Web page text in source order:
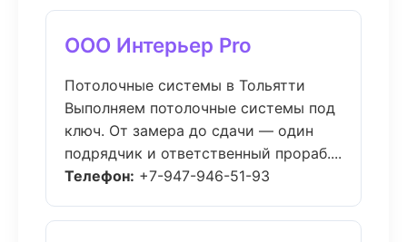
ООО Интерьер Pro
Потолочные системы в Тольятти
Выполняем потолочные системы под
ключ. От замера до сдачи — один
подрядчик и ответственный прораб....
Телефон: +7-947-946-51-93